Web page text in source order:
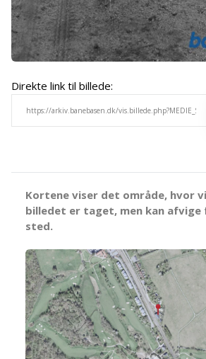
Direkte link til billede:
Kortene viser det område, hvor
billedet er taget, men kan
sted.